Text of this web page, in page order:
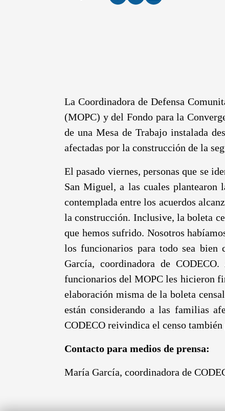
La Coordinadora de Defensa
(MOPC) y del Fondo para la
de una Mesa de Trabajo instalada
afectadas por la construcción de la
El pasado viernes, personas que se
San Miguel, a las cuales plantearon
contemplada entre los acuerdos
la construcción. Inclusive, la boleta
que hemos sufrido. Nosotros
los funcionarios para todo sea
García, coordinadora de
funcionarios del MOPC les hicieron
elaboración misma de la boleta
están considerando a las familias
CODECO reivindica el censo también
Contacto para medios de prensa:
María García, coordinadora de